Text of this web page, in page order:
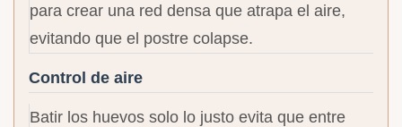
para crear una red densa que atrapa el aire,
evitando que el postre colapse.
Control de aire
Batir los huevos solo lo justo evita que entre